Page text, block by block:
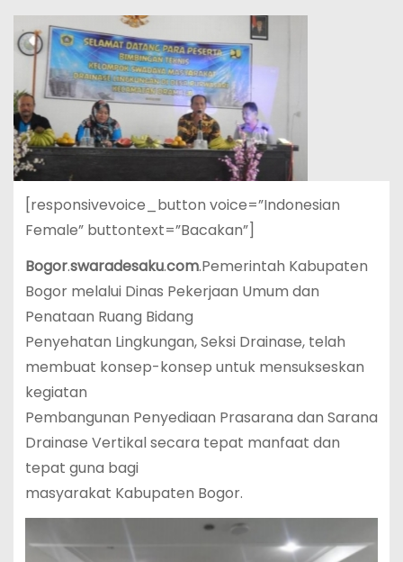
[responsivevoice_button voice=”Indonesian
Female” buttontext=”Bacakan”]
Bogor.swaradesaku.com.Pemerintah Kabupaten
Bogor melalui Dinas Pekerjaan Umum dan
Penataan Ruang Bidang
Penyehatan Lingkungan, Seksi Drainase, telah
membuat konsep-konsep untuk mensukseskan
kegiatan
Pembangunan Penyediaan Prasarana dan Sarana
Drainase Vertikal secara tepat manfaat dan
tepat guna bagi
masyarakat Kabupaten Bogor.